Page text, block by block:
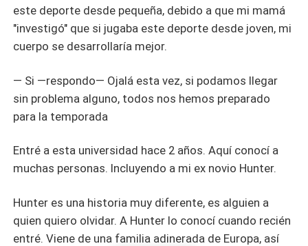
este deporte desde pequeña, debido a que mi mamá
"investigó" que si jugaba este deporte desde joven, mi
cuerpo se desarrollaría mejor.
— Si —respondo— Ojalá esta vez, si podamos llegar
sin problema alguno, todos nos hemos preparado
para la temporada
Entré a esta universidad hace 2 años. Aquí conocí a
muchas personas. Incluyendo a mi ex novio Hunter.
Hunter es una historia muy diferente, es alguien a
quien quiero olvidar. A Hunter lo conocí cuando recién
entré. Viene de una familia adinerada de Europa, así